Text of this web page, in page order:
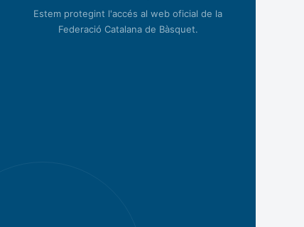
Estem protegint l'accés al web oficial de la
Federació Catalana de Bàsquet.